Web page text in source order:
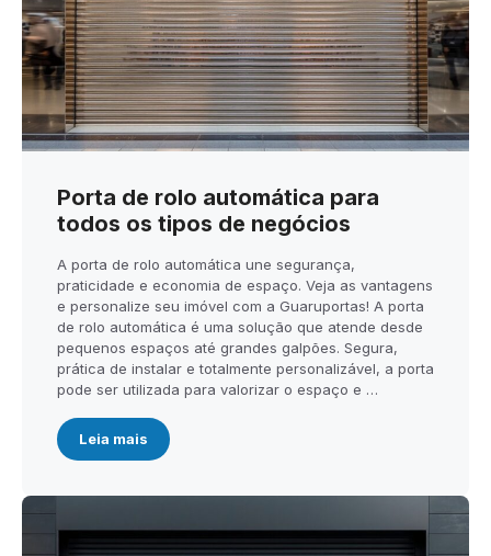
Porta de rolo automática para
todos os tipos de negócios
A porta de rolo automática une segurança,
praticidade e economia de espaço. Veja as vantagens
e personalize seu imóvel com a Guaruportas! A porta
de rolo automática é uma solução que atende desde
pequenos espaços até grandes galpões. Segura,
prática de instalar e totalmente personalizável, a porta
pode ser utilizada para valorizar o espaço e …
Leia mais